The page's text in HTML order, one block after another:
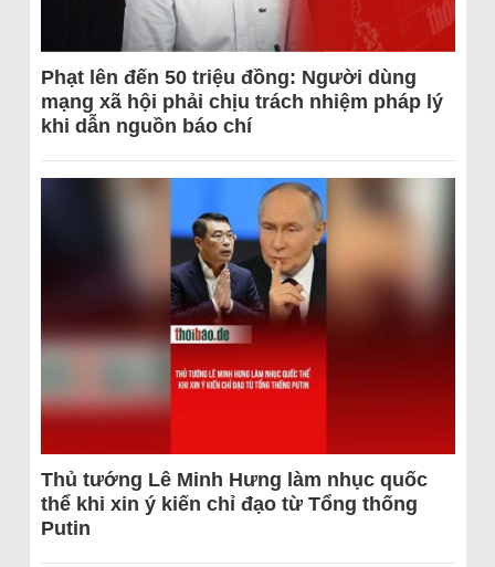
Phạt lên đến 50 triệu đồng: Người dùng
mạng xã hội phải chịu trách nhiệm pháp lý
khi dẫn nguồn báo chí
Thủ tướng Lê Minh Hưng làm nhục quốc
thể khi xin ý kiến chỉ đạo từ Tổng thống
Putin